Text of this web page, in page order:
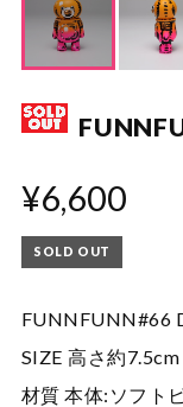
¥6,600
SOLD OUT
FUNNFUNN#66
SIZE 高さ約
材質 本体:ソフト